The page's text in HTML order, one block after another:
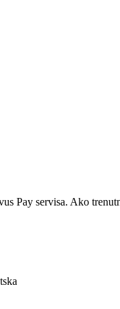
Pay servisa. Ako